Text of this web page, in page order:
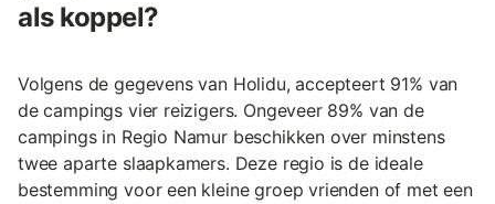
als koppel?
Volgens de gegevens van Holidu, accepteert 91% van
de campings vier reizigers. Ongeveer 89% van de
campings in Regio Namur beschikken over minstens
twee aparte slaapkamers. Deze regio is de ideale
bestemming voor een kleine groep vrienden of met een